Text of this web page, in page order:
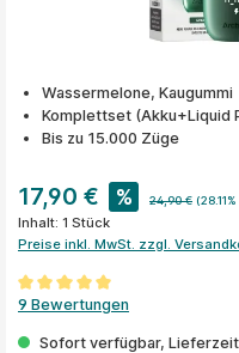
Wassermelone, Kaugummi
Komplettset (Akku+Liquid
Bis zu 15.000 Züge
17,90 € % 24,90 €
Inhalt: 1 Stück
Preise inkl. MwSt. zzgl.
Durchschnittliche Bewertung
9 Bewertungen
Sofort verfügbar,